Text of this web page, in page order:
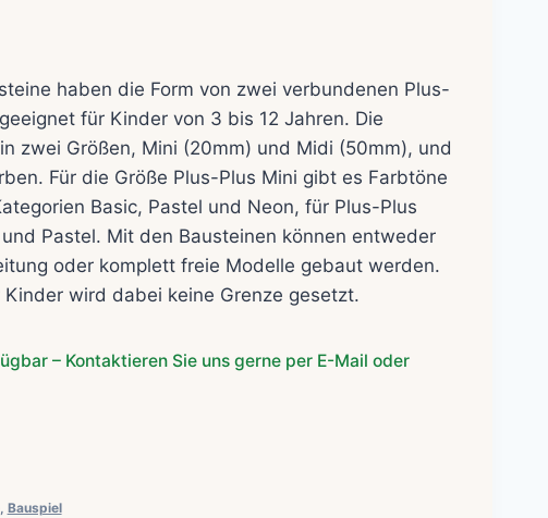
haben die Form von zwei verbundenen Plus-
für Kinder von 3 bis 12 Jahren. Die
zwei Größen, Mini (20mm) und Midi (50mm), und
Für die Größe Plus-Plus Mini gibt es Farbtöne
Basic, Pastel und Neon, für Plus-Plus
Pastel. Mit den Bausteinen können entweder
oder komplett freie Modelle gebaut werden.
Kinder wird dabei keine Grenze gesetzt.
– Kontaktieren Sie uns gerne per E-Mail oder
, Bauspiel